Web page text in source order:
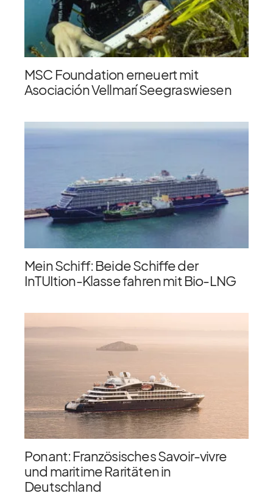
MSC Foundation erneuert mit
Asociación Vellmarí Seegraswiesen
Mein Schiff: Beide Schiffe der
InTUItion-Klasse fahren mit Bio-LNG
Ponant: Französisches Savoir-vivre
und maritime Raritäten in
Deutschland